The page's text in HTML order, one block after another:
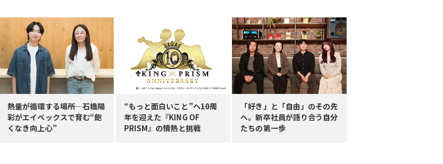
熱量が循環する場所—石橋陽
彩がエイベックスで育む“飽
くなき向上心”
“もっと面白いこと”へ――10周
年を迎えた『KING OF
PRISM』の情熱と挑戦
「好き」と「自由」のその先
へ。新卒社員が語り合う自分
たちの第一歩